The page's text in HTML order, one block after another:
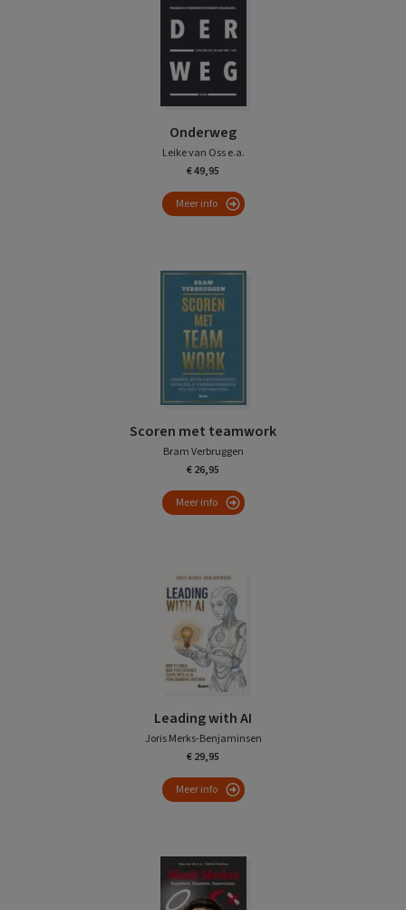
Onderweg
Leike van Oss e.a.
€ 49,95
Meer info
Scoren met teamwork
Bram Verbruggen
€ 26,95
Meer info
Leading with AI
Joris Merks-Benjaminsen
€ 29,95
Meer info